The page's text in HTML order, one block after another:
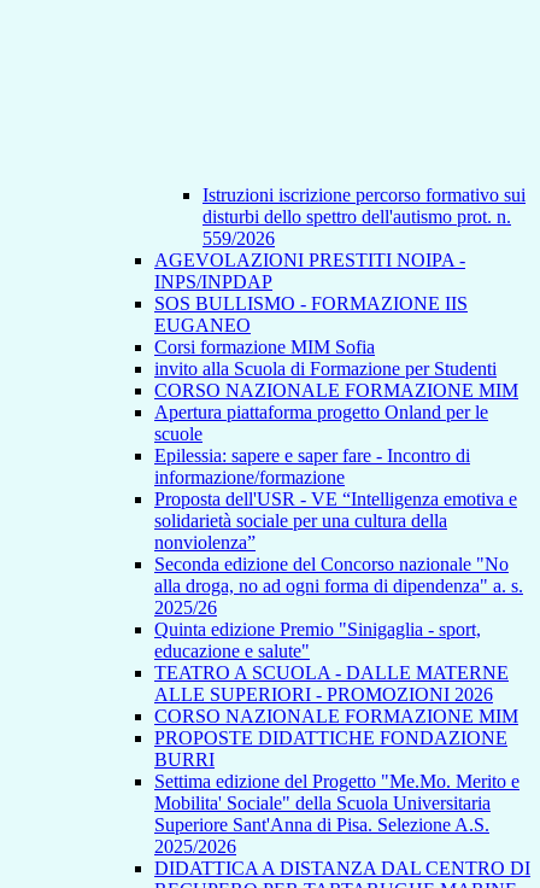
Istruzioni iscrizione percorso formativo sui
disturbi dello spettro dell'autismo prot. n.
559/2026
AGEVOLAZIONI PRESTITI NOIPA -
INPS/INPDAP
SOS BULLISMO - FORMAZIONE IIS
EUGANEO
Corsi formazione MIM Sofia
invito alla Scuola di Formazione per Studenti
CORSO NAZIONALE FORMAZIONE MIM
Apertura piattaforma progetto Onland per le
scuole
Epilessia: sapere e saper fare - Incontro di
informazione/formazione
Proposta dell'USR - VE “Intelligenza emotiva e
solidarietà sociale per una cultura della
nonviolenza”
Seconda edizione del Concorso nazionale "No
alla droga, no ad ogni forma di dipendenza" a. s.
2025/26
Quinta edizione Premio "Sinigaglia - sport,
educazione e salute"
TEATRO A SCUOLA - DALLE MATERNE
ALLE SUPERIORI - PROMOZIONI 2026
CORSO NAZIONALE FORMAZIONE MIM
PROPOSTE DIDATTICHE FONDAZIONE
BURRI
Settima edizione del Progetto "Me.Mo. Merito e
Mobilita' Sociale" della Scuola Universitaria
Superiore Sant'Anna di Pisa. Selezione A.S.
2025/2026
DIDATTICA A DISTANZA DAL CENTRO DI